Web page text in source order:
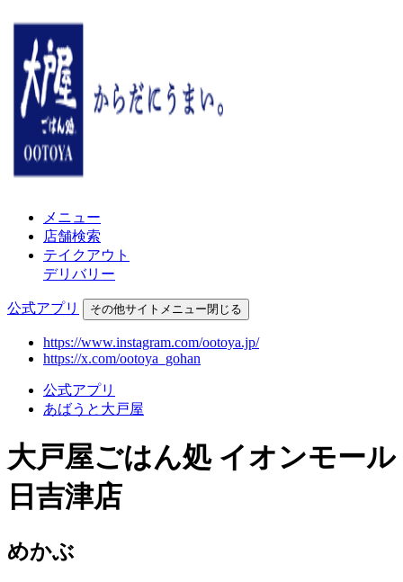
メニュー
店舗検索
テイクアウト
デリバリー
公式アプリ その他サイトメニュー閉じる
https://www.instagram.com/ootoya.jp/
https://x.com/ootoya_gohan
公式アプリ
あばうと大戸屋
大戸屋ごはん処 イオンモール
日吉津店
めかぶ